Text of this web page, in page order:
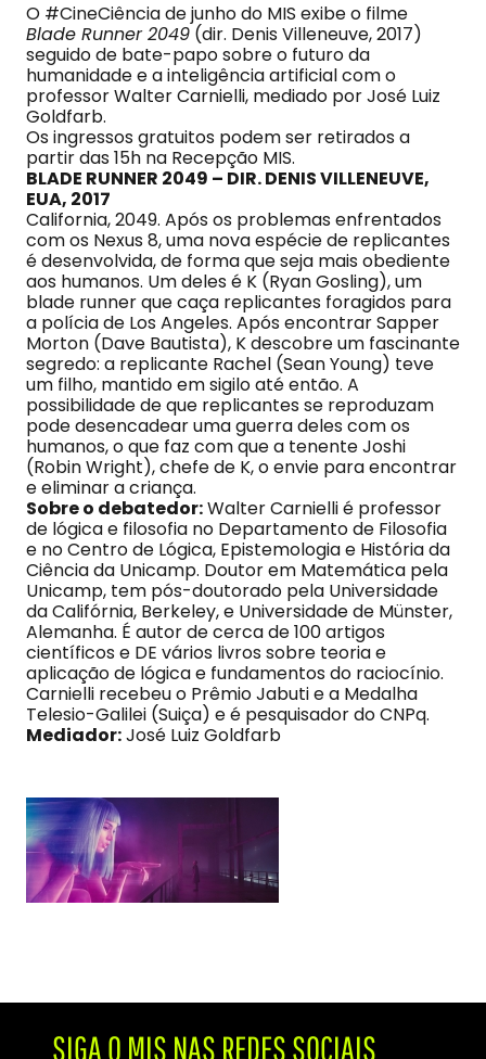
O #CineCiência de junho do MIS exibe o filme
Blade Runner 2049 (dir. Denis Villeneuve, 2017)
seguido de bate-papo sobre o futuro da
humanidade e a inteligência artificial com o
professor Walter Carnielli, mediado por José Luiz
Goldfarb.
Os ingressos gratuitos podem ser retirados a
partir das 15h na Recepção MIS.
BLADE RUNNER 2049 – DIR. DENIS VILLENEUVE,
EUA, 2017
California, 2049. Após os problemas enfrentados
com os Nexus 8, uma nova espécie de replicantes
é desenvolvida, de forma que seja mais obediente
aos humanos. Um deles é K (Ryan Gosling), um
blade runner que caça replicantes foragidos para
a polícia de Los Angeles. Após encontrar Sapper
Morton (Dave Bautista), K descobre um fascinante
segredo: a replicante Rachel (Sean Young) teve
um filho, mantido em sigilo até então. A
possibilidade de que replicantes se reproduzam
pode desencadear uma guerra deles com os
humanos, o que faz com que a tenente Joshi
(Robin Wright), chefe de K, o envie para encontrar
e eliminar a criança.
Sobre o debatedor:Walter Carnielli é professor
de lógica e filosofia no Departamento de Filosofia
e no Centro de Lógica, Epistemologia e História da
Ciência da Unicamp. Doutor em Matemática pela
Unicamp, tem pós-doutorado pela Universidade
da Califórnia, Berkeley, e Universidade de Münster,
Alemanha. É autor de cerca de 100 artigos
científicos e DE vários livros sobre teoria e
aplicação de lógica e fundamentos do raciocínio.
Carnielli recebeu o Prêmio Jabuti e a Medalha
Telesio-Galilei (Suiça) e é pesquisador do CNPq.
Mediador:José Luiz Goldfarb
SIGA O MIS NAS REDES SOCIAIS